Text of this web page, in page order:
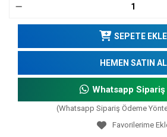
SEPETE EKLE
HEMEN SATIN AL
Whatsapp Sipariş
(Whatsapp Sipariş Ödeme